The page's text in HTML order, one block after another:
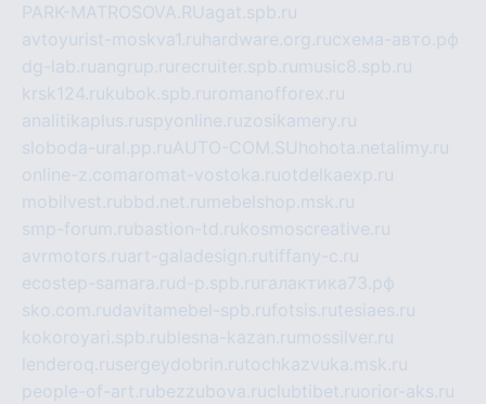
PARK-MATROSOVA.RUagat.spb.ru
avtoyurist-moskva1.ru hardware.org.ruсхема-авто.рф
dg-lab.ruangrup.ru recruiter.spb.ru music8.spb.ru
krsk124.rukubok.spb.ru romanofforex.ru
analitikaplus.ruspyonline.ruzosikamery.ru
sloboda-ural.pp.ruAUTO-COM.SU hohota.netalimy.ru
online-z.comaromat-vostoka.ruotdelkaexp.ru
mobilvest.rubbd.net.ru mebelshop.msk.ru
smp-forum.rubastion-td.rukosmoscreative.ru
avrmotors.ruart-galadesign.rutiffany-c.ru
ecostep-samara.rud-p.spb.ru галактика73.рф
sko.com.rudavitamebel-spb.rufotsis.rutesiaes.ru
kokoroyari.spb.rublesna-kazan.ru mossilver.ru
lenderoq.rusergeydobrin.rutochkazvuka.msk.ru
people-of-art.rubezzubova.ruclubtibet.ruorior-aks.ru